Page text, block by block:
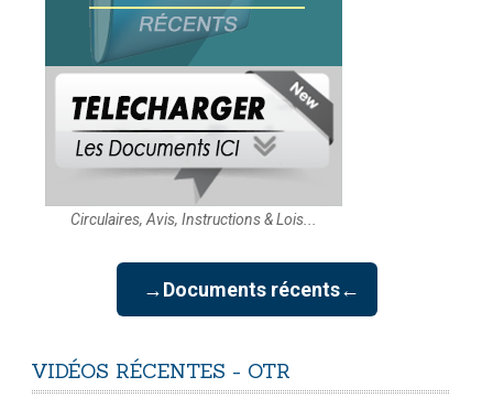
Circulaires, Avis, Instructions & Lois...
→Documents récents←
VIDÉOS RÉCENTES - OTR